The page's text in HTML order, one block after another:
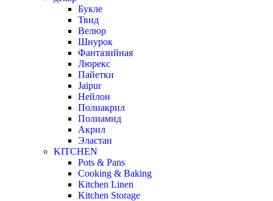
Букле
Твид
Велюр
Шнурок
Фантазийная
Люрекс
Пайетки
Jaipur
Нейлон
Полиакрил
Полиамид
Акрил
Эластан
KITCHEN
Pots & Pans
Cooking & Baking
Kitchen Linen
Kitchen Storage